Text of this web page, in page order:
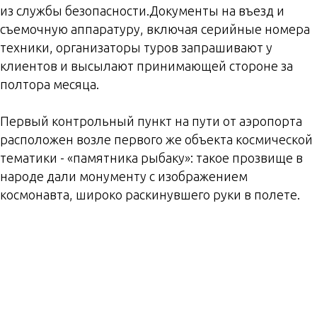
из службы безопасности.Документы на въезд и
съемочную аппаратуру, включая серийные номера
техники, организаторы туров запрашивают у
клиентов и высылают принимающей стороне за
полтора месяца.
Первый контрольный пункт на пути от аэропорта
расположен возле первого же объекта космической
тематики - «памятника рыбаку»: такое прозвище в
народе дали монументу с изображением
космонавта, широко раскинувшего руки в полете.